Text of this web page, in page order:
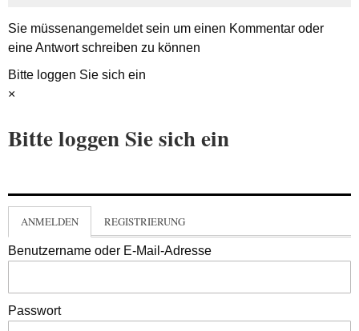
Sie müssenangemeldetsein um einen Kommentar oder
eine Antwort schreiben zu können
Bitte loggen Sie sich ein
×
Bitte loggen Sie sich ein
ANMELDEN REGISTRIERUNG
Benutzername oder E-Mail-Adresse
Passwort